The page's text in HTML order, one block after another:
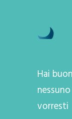
Hai
vorresti